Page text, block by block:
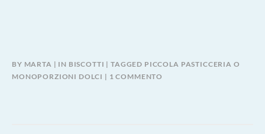
BY MARTA IN BISCOTTI TAGGED PICCOLA PASTICCERIA O
MONOPORZIONI DOLCI
1 COMMENTO